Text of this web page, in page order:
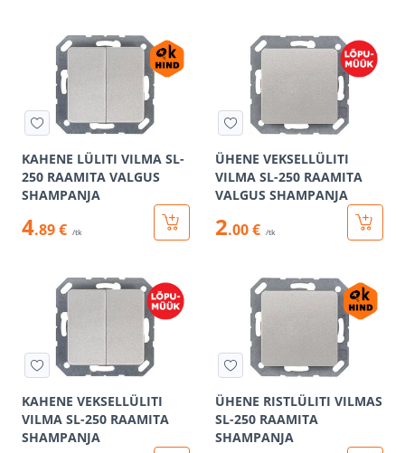
KAHENE LÜLITI VILMA SL-
250 RAAMITA VALGUS
SHAMPANJA
4.89 € /tk
ÜHENE VEKSELLÜLITI
VILMA SL-250 RAAMITA
VALGUS SHAMPANJA
2.00 € /tk
KAHENE VEKSELLÜLITI
VILMA SL-250 RAAMITA
SHAMPANJA
ÜHENE RISTLÜLITI VILMAS
SL-250 RAAMITA
SHAMPANJA